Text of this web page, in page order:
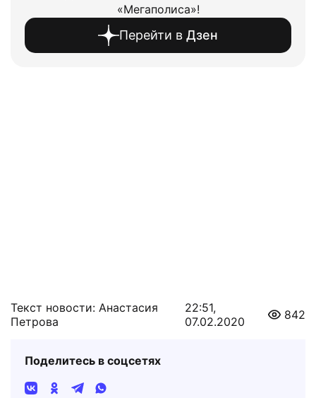
«Мегаполиса»!
Перейти в Дзен
Текст новости: Анастасия
Петрова
22:51,
07.02.2020
842
Поделитесь в соцсетях